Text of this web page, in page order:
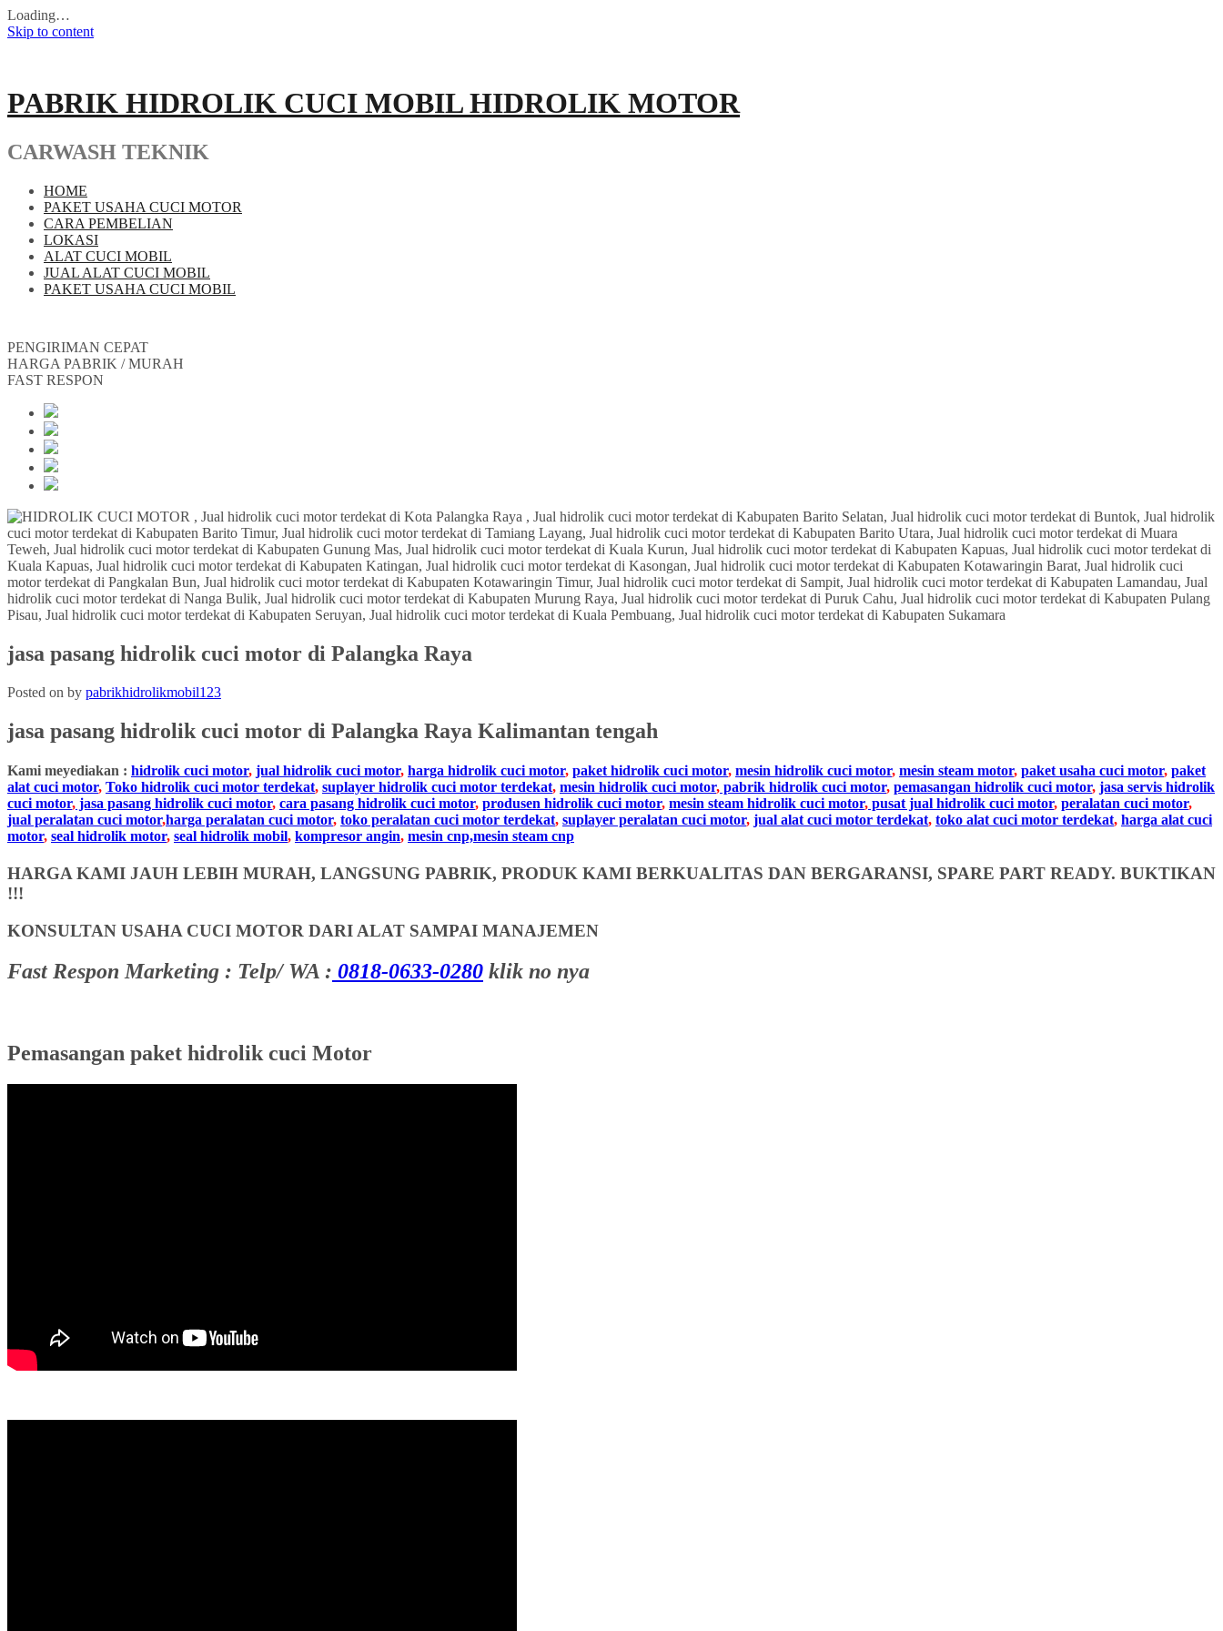
Loading…
Skip to content
PABRIK HIDROLIK CUCI MOBIL HIDROLIK MOTOR
CARWASH TEKNIK
HOME
PAKET USAHA CUCI MOTOR
CARA PEMBELIAN
LOKASI
ALAT CUCI MOBIL
JUAL ALAT CUCI MOBIL
PAKET USAHA CUCI MOBIL
PENGIRIMAN CEPAT
HARGA PABRIK / MURAH
FAST RESPON
jasa pasang hidrolik cuci motor di Palangka Raya
Posted on by pabrikhidrolikmobil123
jasa pasang hidrolik cuci motor di Palangka Raya Kalimantan tengah
Kami meyediakan : hidrolik cuci motor, jual hidrolik cuci motor, harga hidrolik cuci motor, paket hidrolik cuci motor, mesin hidrolik cuci motor, mesin steam motor, paket usaha cuci motor, paket
alat cuci motor, Toko hidrolik cuci motor terdekat, suplayer hidrolik cuci motor terdekat, mesin hidrolik cuci motor, pabrik hidrolik cuci motor, pemasangan hidrolik cuci motor, jasa servis hidrolik
cuci motor, jasa pasang hidrolik cuci motor, cara pasang hidrolik cuci motor, produsen hidrolik cuci motor, mesin steam hidrolik cuci motor, pusat jual hidrolik cuci motor, peralatan cuci motor,
jual peralatan cuci motor,harga peralatan cuci motor, toko peralatan cuci motor terdekat, suplayer peralatan cuci motor, jual alat cuci motor terdekat, toko alat cuci motor terdekat, harga alat cuci
motor, seal hidrolik motor, seal hidrolik mobil, kompresor angin, mesin cnp,mesin steam cnp
HARGA KAMI JAUH LEBIH MURAH, LANGSUNG PABRIK, PRODUK KAMI BERKUALITAS DAN BERGARANSI, SPARE PART READY. BUKTIKAN
!!!
KONSULTAN USAHA CUCI MOTOR DARI ALAT SAMPAI MANAJEMEN
Fast Respon Marketing : Telp/ WA : 0818-0633-0280 klik no nya
Pemasangan paket hidrolik cuci Motor